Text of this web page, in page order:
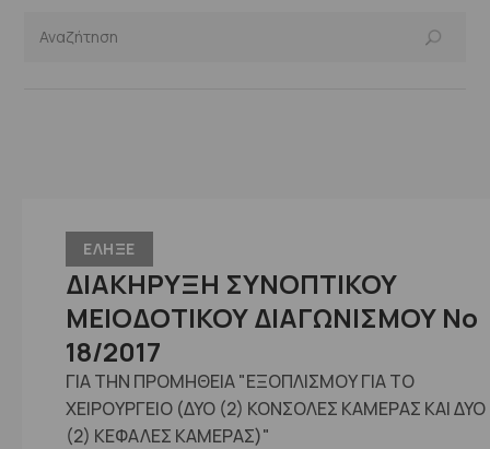
ΕΛΗΞΕ
ΔΙΑΚΗΡΥΞΗ ΣΥΝΟΠΤΙΚΟΥ
ΜΕΙΟΔΟΤΙΚΟΥ ΔΙΑΓΩΝΙΣΜΟΥ No
18/2017
ΓΙΑ ΤΗΝ ΠΡΟΜΗΘΕΙΑ "ΕΞΟΠΛΙΣΜΟΥ ΓΙΑ ΤΟ
ΧΕΙΡΟΥΡΓΕΙΟ (ΔΥΟ (2) ΚΟΝΣΟΛΕΣ ΚΑΜΕΡΑΣ ΚΑΙ ΔΥΟ
(2) ΚΕΦΑΛΕΣ ΚΑΜΕΡΑΣ)"